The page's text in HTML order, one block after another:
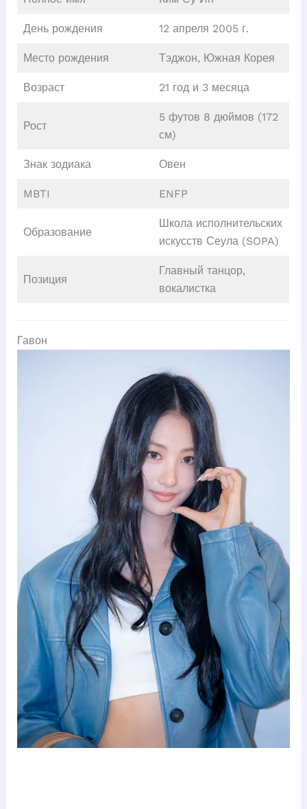
День рождения 12 апреля 2005 г.
Место рождения Тэджон, Южная Корея
Возраст 21 год и 3 месяца
Рост
5 футов 8 дюймов (172
см)
Знак зодиака Овен
MBTI ENFP
Образование
Школа исполнительских
искусств Сеула (SOPA)
Позиция
Главный танцор,
вокалистка
Гавон